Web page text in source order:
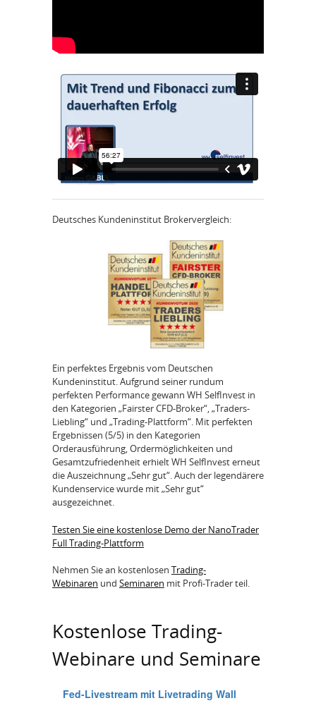
Deutsches Kundeninstitut Brokervergleich:
Ein perfektes Ergebnis vom Deutschen
Kundeninstitut. Aufgrund seiner rundum
perfekten Performance gewann WH SelfInvest in
den Kategorien „Fairster CFD-Broker“, „Traders-
Liebling“ und „Trading-Plattform“. Mit perfekten
Ergebnissen (5/5) in den Kategorien
Orderausführung, Ordermöglichkeiten und
Gesamtzufriedenheit erhielt WH SelfInvest erneut
die Auszeichnung „Sehr gut“. Auch der legendärere
Kundenservice wurde mit „Sehr gut“
ausgezeichnet.
Testen Sie eine kostenlose Demo der NanoTrader
Full Trading-Plattform
Nehmen Sie an kostenlosen Trading-
Webinaren und Seminaren mit Profi-Trader teil.
Kostenlose Trading-
Webinare und Seminare